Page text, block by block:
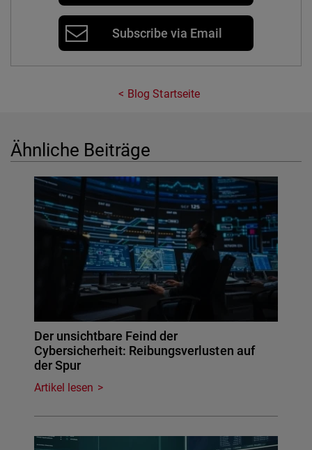
Subscribe via Email
Blog Startseite
Ähnliche Beiträge
Der unsichtbare Feind der
Cybersicherheit: Reibungsverlusten auf
der Spur
Artikel lesen